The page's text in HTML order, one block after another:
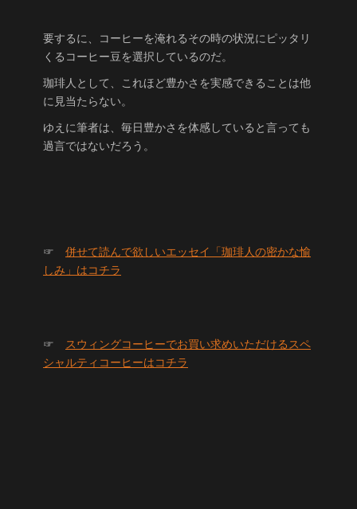
要するに、コーヒーを淹れるその時の状況にピッタリ
くるコーヒー豆を選択しているのだ。
珈琲人として、これほど豊かさを実感できることは他
に見当たらない。
ゆえに筆者は、毎日豊かさを体感していると言っても
過言ではないだろう。
☞ 併せて読んで欲しいエッセイ「珈琲人の密かな愉
しみ」はコチラ
☞ スウィングコーヒーでお買い求めいただけるスペ
シャルティコーヒーはコチラ